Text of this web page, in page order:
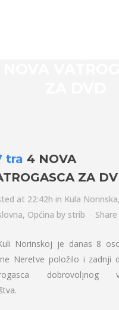
tra 4 NOVA
ZA
at 22:42h in Kula Norinska,
, Općina by strib Share
Norinskoj je danas 8
Neretve položilo i zadnji
dobrovoljnog